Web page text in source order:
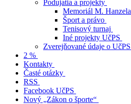
Podujatia a projekty
Memoriál M. Hanzela
Šport a právo
Tenisový turnaj
Iné projekty UčPS
Zverejňované údaje o UčPS
2 %
Kontakty
Časté otázky
RSS
Facebook UčPS
Nový „Zákon o športe“